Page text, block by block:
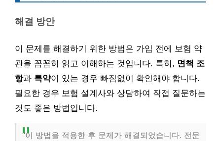
해결 방안
이 문제를 해결하기 위한 방법은 가입 전에 보험 약
관을 꼼꼼히 읽고 이해하는 것입니다. 특히, 면책 조
항과 특약이 있는 경우 빠짐없이 확인해야 합니다.
필요한 경우 보험 설계사와 상담하여 직접 질문하는
것도 좋은 방법입니다.
“이 방법을 적용한 후 문제가 해결되었습니다. 전문